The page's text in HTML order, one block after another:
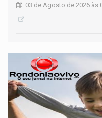
03 de Agosto de 2026 às